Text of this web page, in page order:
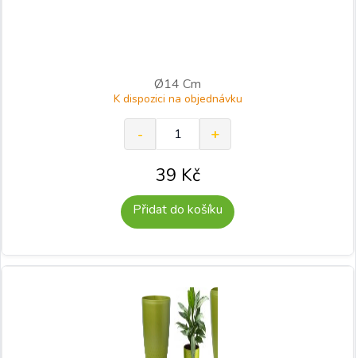
Ø14 Cm
K dispozici na objednávku
39 Kč
Přidat do košíku